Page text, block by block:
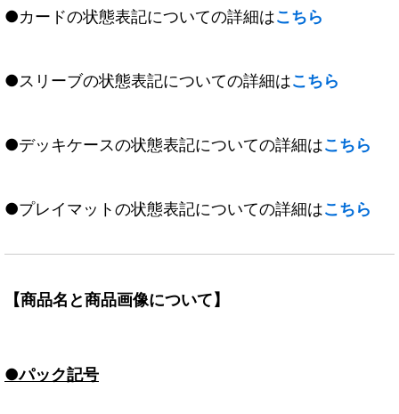
●カードの状態表記についての詳細はこちら
●スリーブの状態表記についての詳細はこちら
●デッキケースの状態表記についての詳細はこちら
●プレイマットの状態表記についての詳細はこちら
【商品名と商品画像について】
●パック記号